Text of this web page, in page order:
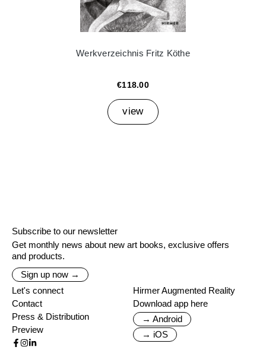
Werkverzeichnis Fritz Köthe
€118.00
view
Subscribe to our newsletter
Get monthly news about new art books, exclusive offers
and products.
Sign up now →
Let's connect
Contact
Press & Distribution
Preview
Hirmer Augmented Reality
Download app here
→ Android
→ iOS